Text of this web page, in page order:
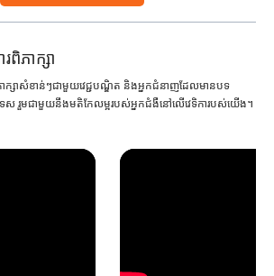
រពិភាក្សា
ក្សាសំខាន់ៗជាមួយវេជ្ជបណ្ឌិត និងអ្នកជំនាញដែលមានបទ
ស រួមជាមួយនឹងមតិកែលម្អរបស់អ្នកជំងឺនៅលើវេទិការបស់យើង។